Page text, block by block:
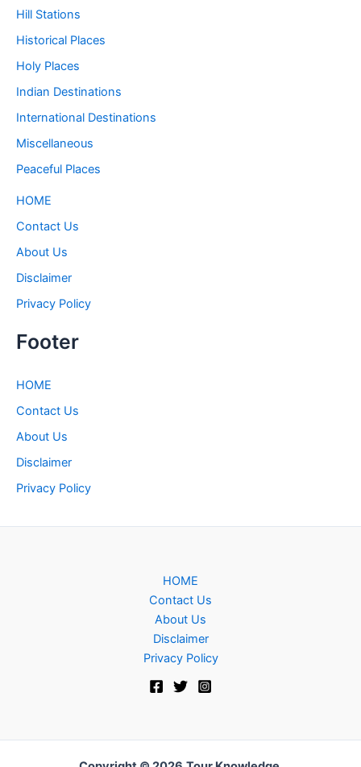
Hill Stations
Historical Places
Holy Places
Indian Destinations
International Destinations
Miscellaneous
Peaceful Places
HOME
Contact Us
About Us
Disclaimer
Privacy Policy
Footer
HOME
Contact Us
About Us
Disclaimer
Privacy Policy
HOME
Contact Us
About Us
Disclaimer
Privacy Policy